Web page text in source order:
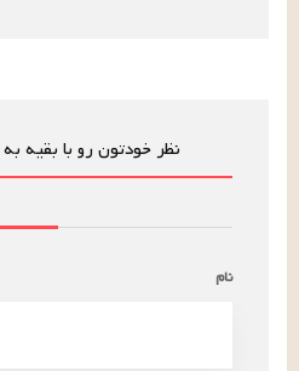
نظر خودتون رو با بقیه
نام